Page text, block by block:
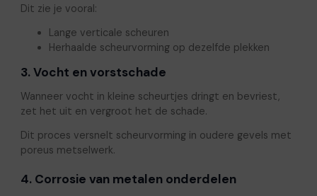
Dit zie je vooral:
Lange verticale scheuren
Herhaalde scheurvorming op dezelfde plekken
3. Vocht en vorstschade
Wanneer vocht in kleine scheurtjes dringt en bevriest,
zet het uit en vergroot het de schade.
Dit proces versnelt scheurvorming in oudere gevels met
poreus metselwerk.
4. Corrosie van metalen onderdelen